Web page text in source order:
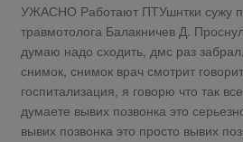
УЖАСНО Работают ПТУшнтки сужу
травмотолога Балакничев Д.
думаю надо сходить, дмс раз
снимок, снимок врач смотрит
госпитализация, я говорю что так
думаете вывих позвонка это
вывих позвонка это просто вывих